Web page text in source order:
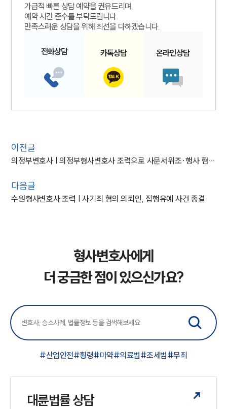
가급적 빠른 상담 예약을 권유드리며,
예약 시간 준수를 부탁드립니다.
만족스러운 상담을 위해 최선을 다하겠습니다.
전화상담 카톡상담 온라인상담
이전글
의정부변호사 | 의정부형사변호사 조력으로 사문서위조·행사 혐의 불기소 마무리
다음글
수원형사변호사 조력 | 사기죄 혐의 의뢰인, 집행유예 사건 종결
형사변호사에게
더 궁금한 점이 있으신가요?
#산업안전#횡령#마약#의료법#조세범#무죄
대륜법률 상담